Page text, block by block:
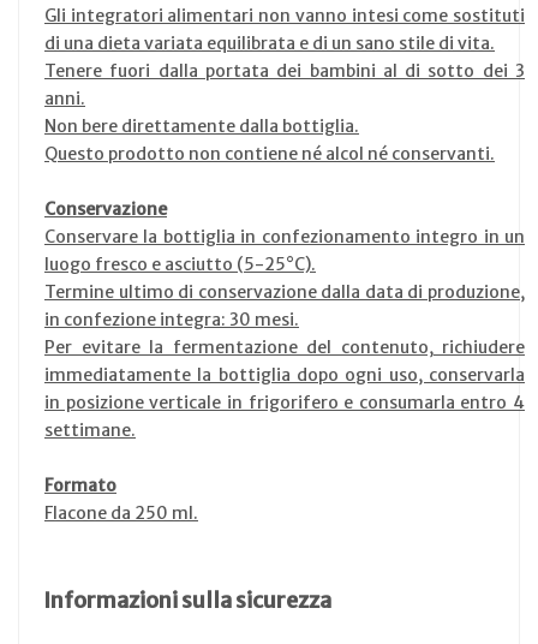
Gli integratori alimentari non vanno intesi come sostituti
di una dieta variata equilibrata e di un sano stile di vita.
Tenere fuori dalla portata dei bambini al di sotto dei 3
anni.
Non bere direttamente dalla bottiglia.
Questo prodotto non contiene né alcol né conservanti.
Conservazione
Conservare la bottiglia in confezionamento integro in un
luogo fresco e asciutto (5-25°C).
Termine ultimo di conservazione dalla data di produzione,
in confezione integra: 30 mesi.
Per evitare la fermentazione del contenuto, richiudere
immediatamente la bottiglia dopo ogni uso, conservarla
in posizione verticale in frigorifero e consumarla entro 4
settimane.
Formato
Flacone da 250 ml.
Informazioni sulla sicurezza